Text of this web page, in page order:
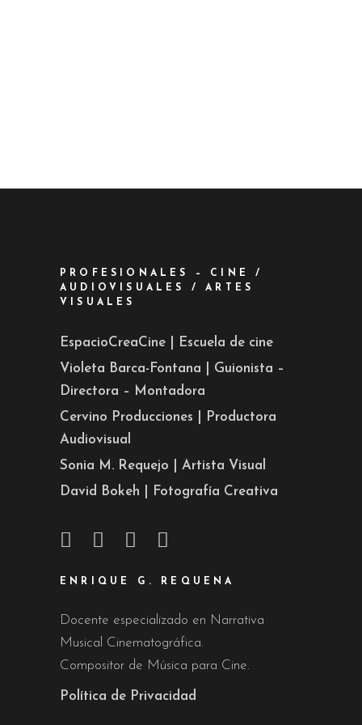
PROFESIONALES – CINE /
AUDIOVISUALES / ARTES
VISUALES
EspacioCreaCine | Escuela de cine
Violeta Barca-Fontana | Guionista –
Directora – Montadora
Cervino Producciones | Productora
Audiovisual
Sonia M. Requejo | Artista Visual
David Bokeh | Fotografía Creativa
ENRIQUE G. REQUENA
Docente especializado en Narrativa
Musical Cinematográfica.
Compositor de Música para Cine.
Política de Privacidad